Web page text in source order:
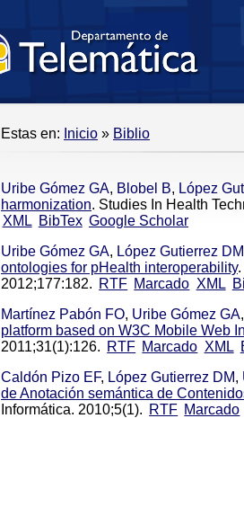
Estas en: Inicio » Biblio
Uribe Gómez GA, Blobel B, López
harmonization. Studies In Health
XML BibTex Google Scholar
Uribe Gómez GA, López Gutierrez DM
ontologies for pHealth interoperability.
2012;177:182. RTF Marcado XML
Martínez Pabón FO, Uribe Gómez GA,
platform based on W3C Mobile Web
2011;31(1):126. RTF Marcado XML
Caldón Pizo EF, López Gutierrez DM,
de Anotación semántica de
Informática. 2010;5(1). RTF Marcado